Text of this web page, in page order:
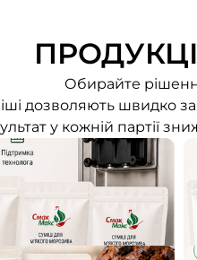
Обирайте
дозволяють швидко
у кожній партії